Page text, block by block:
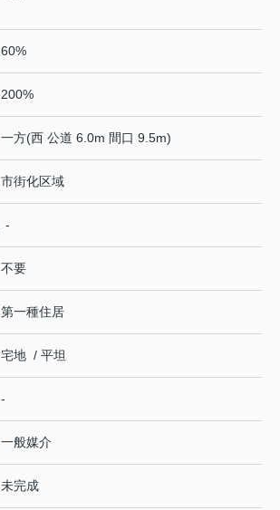
60%
200%
一方(西 公道 6.0m 間口 9.5m)
市街化区域
-
不要
第一種住居
宅地 / 平坦
-
一般媒介
未完成